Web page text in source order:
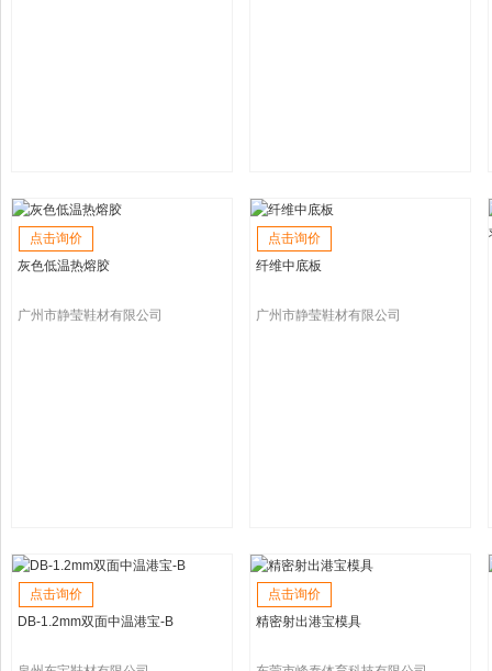
点击询价
灰色低温热熔胶
广州市静莹鞋材有限公司
点击询价
纤维中底板
广州市静莹鞋材有限公司
点击询价
DB-1.2mm双面中温港宝-B
点击询价
精密射出港宝模具